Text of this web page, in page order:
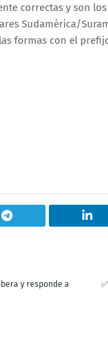
correctas y son
Sudamérica/
formas con el
y responde a